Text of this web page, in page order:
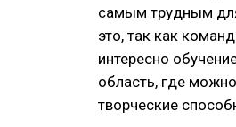
самым трудным
это, так как
интересно
область, где
творческие